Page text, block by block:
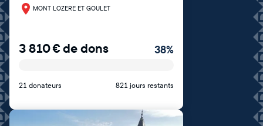
MONT LOZERE ET GOULET
3 810€de dons 38%
21 donateurs 821 jours restants